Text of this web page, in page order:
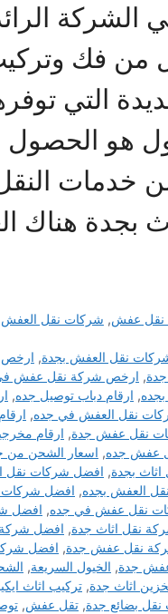
من فك
التي
هو
النقل
بجدة هناك
نقل عفش, شركات نقل العفش
نقل العفش بجدة, ارخص
, ارخص شركة نقل عفش
, ارقام دباب توصيل جده,
نقل العفش في جده,
نقل عفش جدة, ارقام
عفش جده, اسعار الشحن من
بجدة, افضل شركات نقل
العفش بجده, افضل شركات
نقل عفش في جده, افضل
نقل اثاث جدة, افضل
نقل عفش جدة, افضل
جدة, الخيول السريعة,
اثاث جدة, تركيب اثاث
نقل بضائع جدة, تقل عفش,